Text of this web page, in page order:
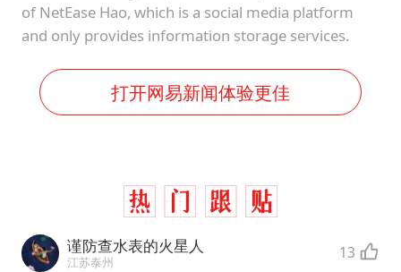
of NetEase Hao, which is a social media platform
and only provides information storage services.
打开网易新闻体验更佳
谨防查水表的火星人
江苏泰州 13